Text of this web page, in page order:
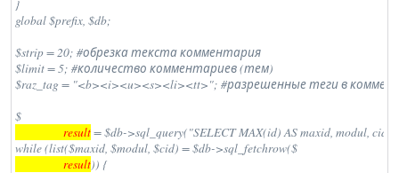
}
global $prefix, $db;
$strip = 20; #обрезка текста комментария
$limit = 5; #количество комментариев (тем)
$raz_tag = "<b><i><u><s><li><tt>"; #разрешенные теги в
$
                  result
= $db->sql_query("SELECT MAX(id) AS maxid, modul, cid
while (list($maxid, $modul, $cid) = $db->sql_fetchrow($
                  result
)) {